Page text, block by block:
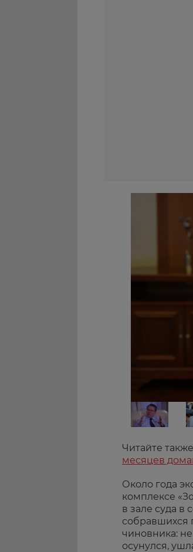
Читайте
месяцев
Около года
комплексе
в зале суда в
собравшихся
чиновника:
осунулся,